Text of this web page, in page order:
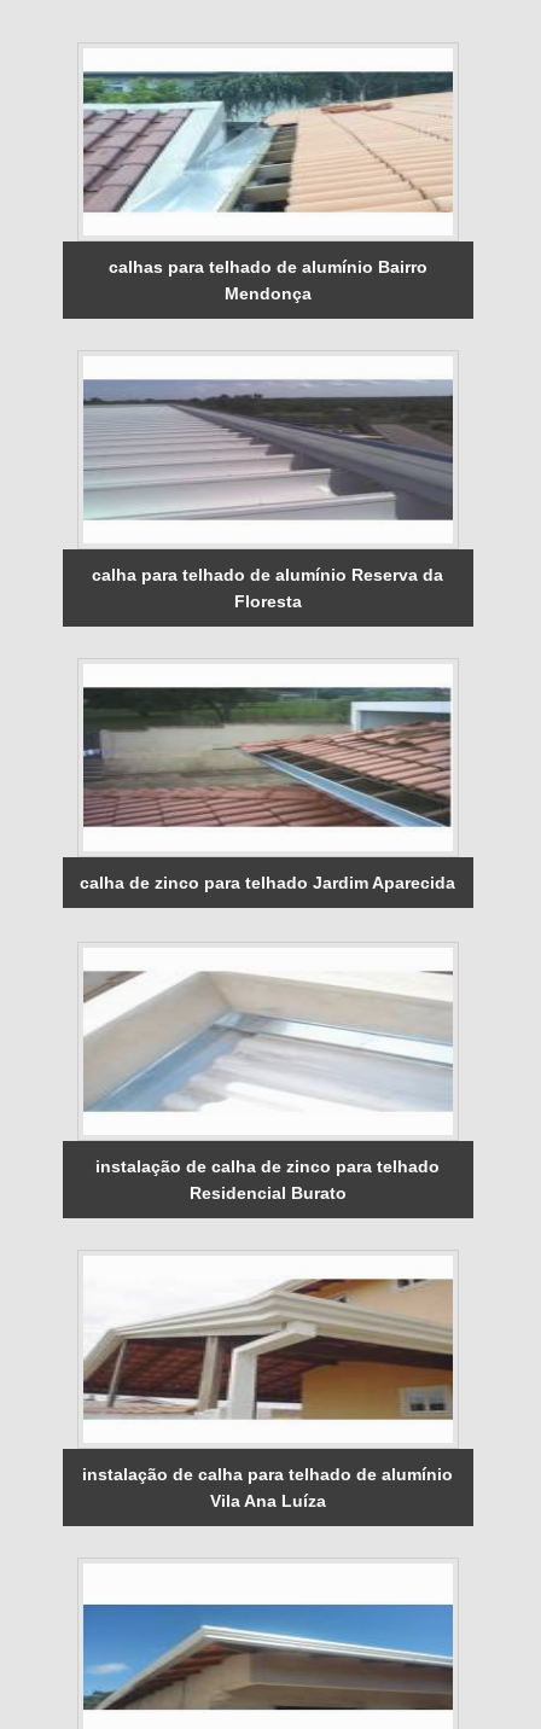
calhas para telhado de alumínio Bairro
Mendonça
calha para telhado de alumínio Reserva da
Floresta
calha de zinco para telhado Jardim Aparecida
instalação de calha de zinco para telhado
Residencial Burato
instalação de calha para telhado de alumínio
Vila Ana Luíza